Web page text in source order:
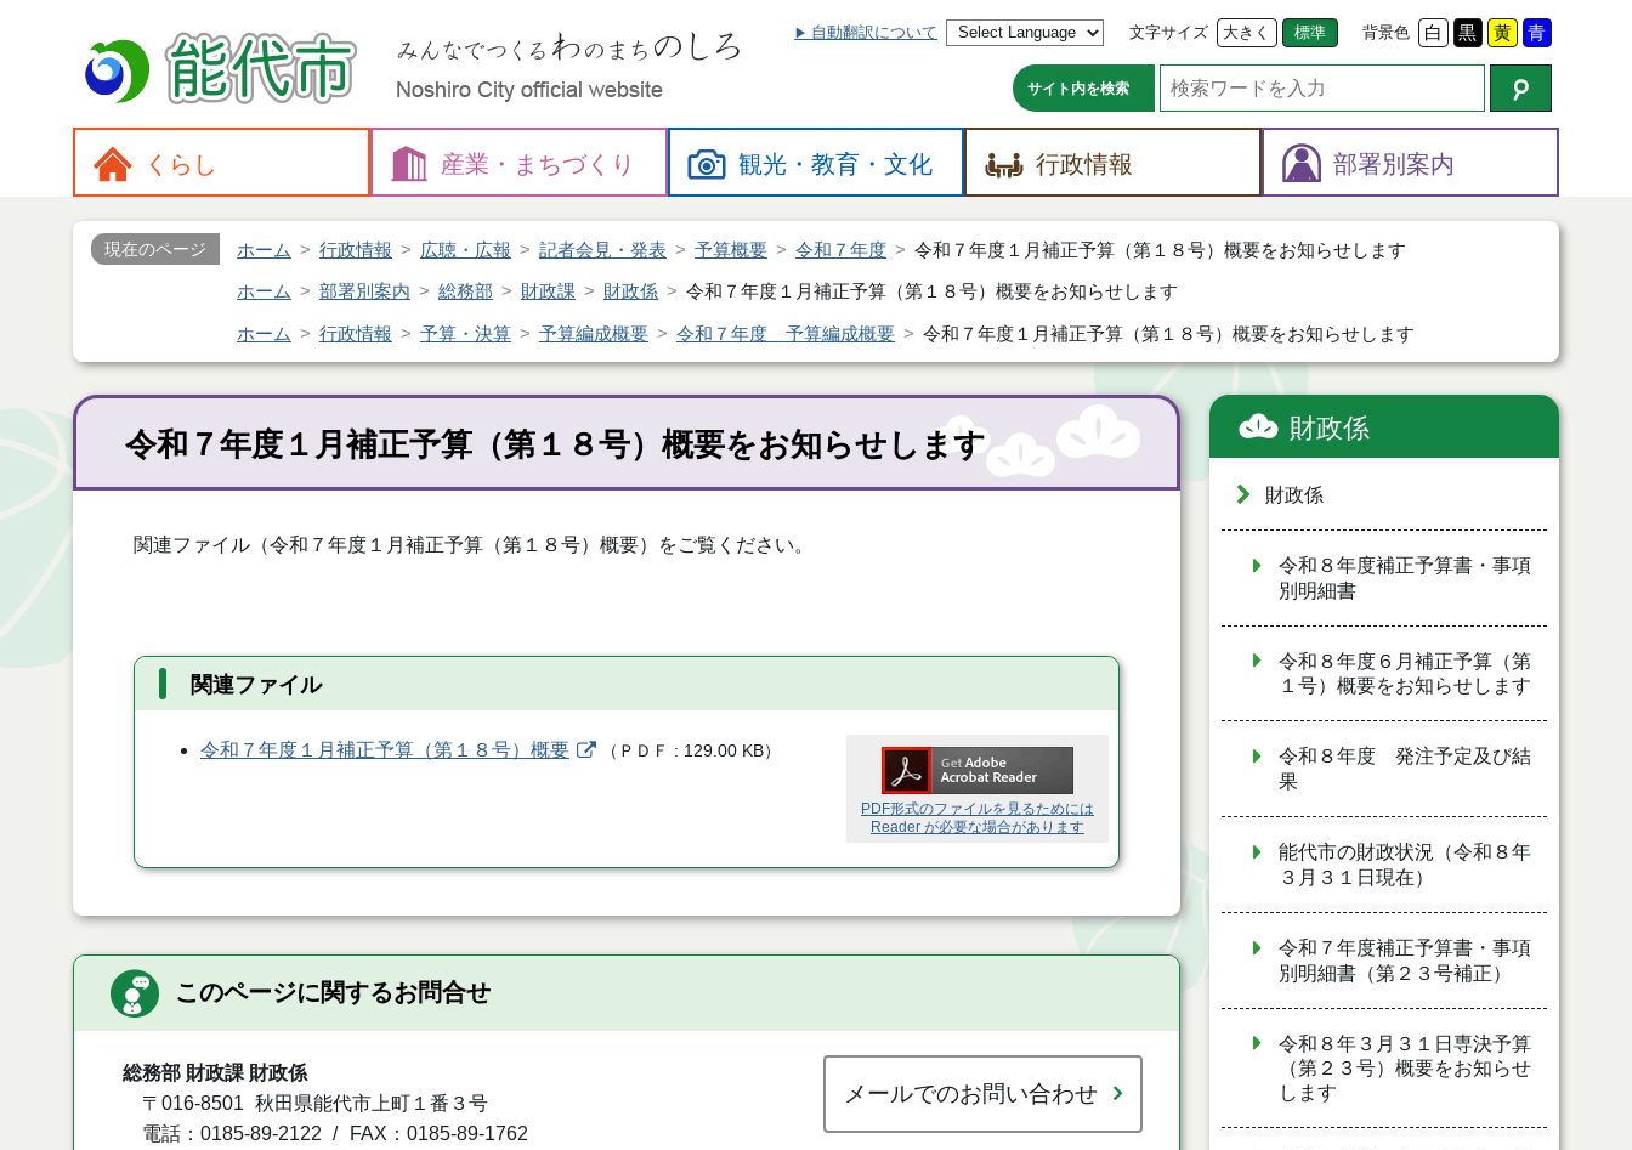
自動翻訳について 文字サイズ 大きく 標準 背景色 白 黒 黄 青
サイト内を検索
くらし 産業・ まちづくり 観光・教育・文化 行政情報 部署別案内
現在のページ ホーム 行政情報 広聴・広報 記者会見・発表 予算概要 令和７年度 令和７年度１月補正予算（第１８号）概要をお知らせします
ホーム 部署別案内 総務部 財政課 財政係 令和７年度１月補正予算（第１８号）概要をお知らせします
ホーム 行政情報 予算・決算 予算編成概要 令和７年度 予算編成概要 令和７年度１月補正予算（第１８号）概要をお知らせします
令和７年度１月補正予算（第１８号）概要をお知らせします
関連ファイル（令和７年度１月補正予算（第１８号）概要）をご覧ください。
関連ファイル
PDF形式のファイルを見るためには
Reader が必要な場合があります
令和７年度１月補正予算（第１８号）概要 （ ＰＤＦ 129.00 KB）
このページに関するお問合せ
総務部 財政課 財政係
〒016-8501
秋田県能代市上町１番３号
電話：0185-89-2122
FAX：0185-89-1762
メールでのお問い合わせ
財政係
財政係
令和８年度補正予算書・事項
別明細書
令和８年度６月補正予算（第
１号）概要をお知らせします
令和８年度 発注予定及び結
果
能代市の財政状況（令和８年
３月３１日現在）
令和７年度補正予算書・事項
別明細書（第２３号補正）
令和８年３月３１日専決予算
（第２３号）概要をお知らせ
します